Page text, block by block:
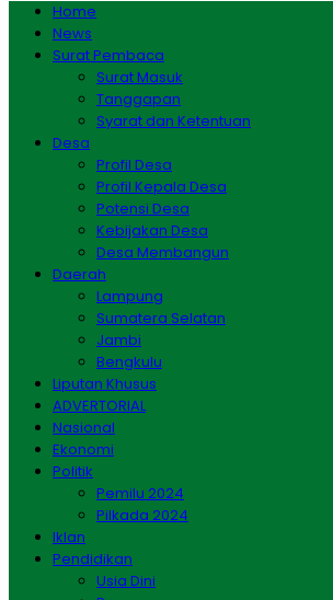
Home
News
Surat Pembaca
Surat Masuk
Tanggapan
Syarat dan Ketentuan
Desa
Profil Desa
Profil Kepala Desa
Potensi Desa
Kebijakan Desa
Desa Membangun
Daerah
Lampung
Sumatera Selatan
Jambi
Bengkulu
Liputan Khusus
ADVERTORIAL
Nasional
Ekonomi
Politik
Pemilu 2024
Pilkada 2024
Iklan
Pendidikan
Usia Dini